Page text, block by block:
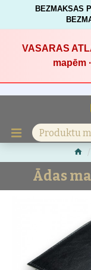
BEZMAKSAS
VASARAS
mapēm
Ādas